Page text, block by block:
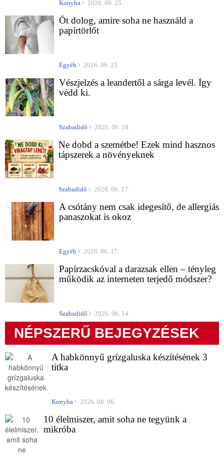
Konyha 2026. 06. 25.
Öt dolog, amire soha ne használd a
papírtörlőt
Egyéb 2026. 06. 23.
Vészjelzés a leandertől a sárga levél. Így
védd ki.
Szabadidő 2026. 06. 18.
Ne dobd a szemétbe! Ezek mind hasznos
tápszerek a növényeknek
Szabadidő 2026. 06. 17.
A csótány nem csak idegesítő, de allergiás
panaszokat is okoz
Egyéb 2026. 06. 17.
Papírzacskóval a darazsak ellen – tényleg
működik az interneten terjedő módszer?
Szabadidő 2026. 06. 14.
NÉPSZERŰ BEJEGYZÉSEK
A habkönnyű grízgaluska készítésének 3
titka
Konyha 2026. 08. 06.
10 élelmiszer, amit soha ne tegyünk a
mikróba